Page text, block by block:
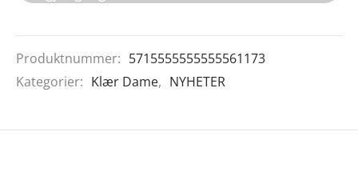
Produktnummer: 5715555555555561173
Kategorier: Klær Dame, NYHETER